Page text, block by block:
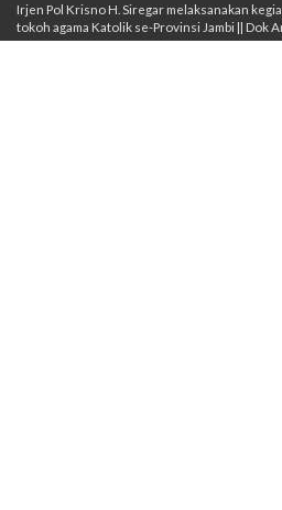
Irjen Pol Krisno H. Siregar melaksanakan
tokoh agama Katolik se-Provinsi Jambi || Dok